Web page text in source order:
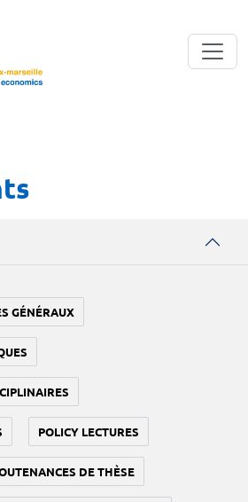
GÉNÉRAUX
POLICY LECTURES
DE THÈSE